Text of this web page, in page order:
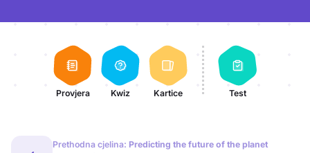
Aktivnosti lekcije
Provjera Kwiz Kartice Test
Prethodna cjelina: Predicting the future of the planet